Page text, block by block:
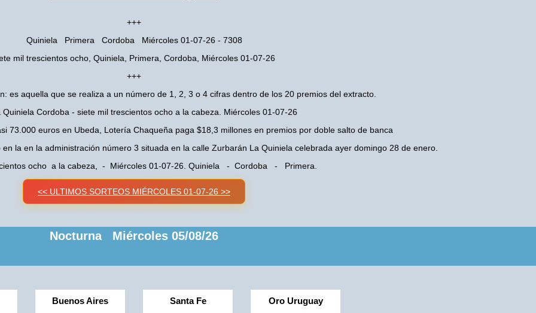
+++
Quiniela Primera Cordoba Miércoles 01-07-26 - 7308
mil trescientos ocho, Quiniela, Primera, Cordoba, Miércoles 01-07-26
+++
es aquella que se realiza a un número de 1, 2, 3 o 4 cifras dentro de los 20 premios del extracto.
Quiniela Cordoba - siete mil trescientos ocho a la cabeza. Miércoles 01-07-26
73.000 euros en Ubeda, Lotería Chaqueña paga $18,3 millones en premios por doble salto de banca
la en la administración número 3 situada en la calle Zurbarán La Quiniela celebrada ayer domingo 28 de enero.
ocho a la cabeza, - Miércoles 01-07-26. Quiniela - Cordoba - Primera.
<< ULTIMOS SORTEOS MIÉRCOLES 01-07-26 >>
Nocturna Miércoles 05/08/26
Buenos Aires Santa Fe Oro Uruguay